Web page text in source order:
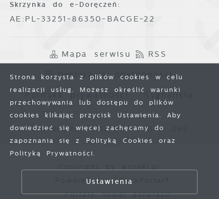
Skrzynka do e-Doręczeń:
AE:PL-33251-86350-BACGE-22
Mapa serwisu RSS
Deklaracja dostępności
Polityka prywatności
Odwiedzin: 3825230 Online: 269
Powered by 2ClickPortal®
- Portale nowej generacji
Strona korzysta z plików cookies w celu
realizacji usług. Możesz określić warunki
przechowywania lub dostępu do plików
cookies klikając przycisk Ustawienia. Aby
dowiedzieć się więcej zachęcamy do
zapoznania się z Polityką Cookies oraz
Polityką Prywatności.
Ustawienia